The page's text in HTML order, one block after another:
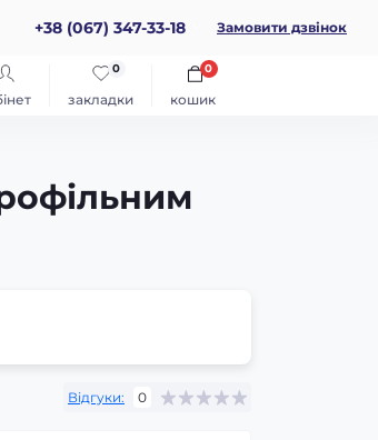
+38 (067) 347-33-18 Замовити дзвінок
закладки
0
кошик
0
Відгуки: 0